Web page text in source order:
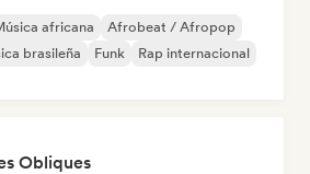
africana
Afrobeat / Afropop
brasileña Funk
Rap internacional
Obliques